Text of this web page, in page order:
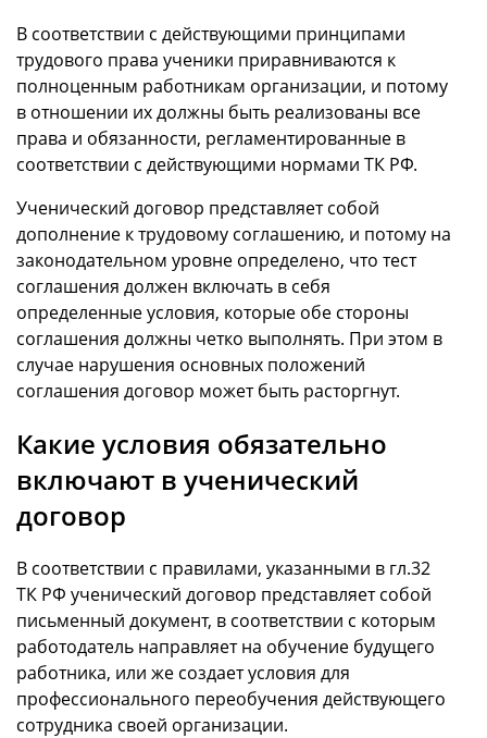
В соответствии с действующими принципами
трудового права ученики приравниваются к
полноценным работникам организации, и потому
в отношении их должны быть реализованы все
права и обязанности, регламентированные в
соответствии с действующими нормами ТК РФ.
Ученический договор представляет собой
дополнение к трудовому соглашению, и потому на
законодательном уровне определено, что тест
соглашения должен включать в себя
определенные условия, которые обе стороны
соглашения должны четко выполнять. При этом в
случае нарушения основных положений
соглашения договор может быть расторгнут.
Какие условия обязательно
включают в ученический
договор
В соответствии с правилами, указанными в гл.32
ТК РФ ученический договор представляет собой
письменный документ, в соответствии с которым
работодатель направляет на обучение будущего
работника, или же создает условия для
профессионального переобучения действующего
сотрудника своей организации.